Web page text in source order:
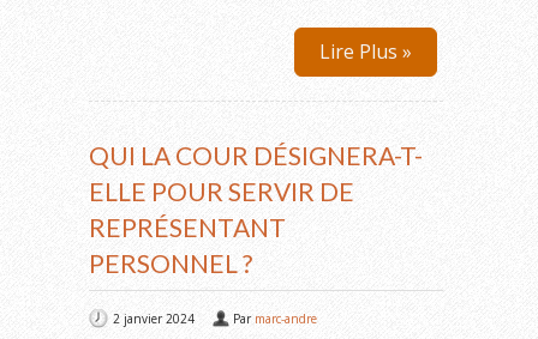
Lire Plus »
QUI LA COUR DÉSIGNERA-T-
ELLE POUR SERVIR DE
REPRÉSENTANT
PERSONNEL ?
2 janvier 2024 Par marc-andre